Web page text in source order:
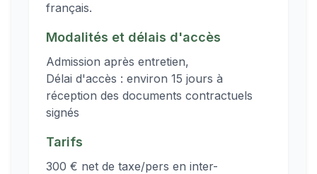
français.
Modalités et délais d'accès
Admission après entretien,
Délai d'accès : environ 15 jours à
réception des documents contractuels
signés
Tarifs
300 € net de taxe/pers en inter-